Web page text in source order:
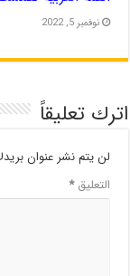
نوفمبر 5, 2022
اترك تعليقاً
لن يتم نشر عنوان
التعليق*